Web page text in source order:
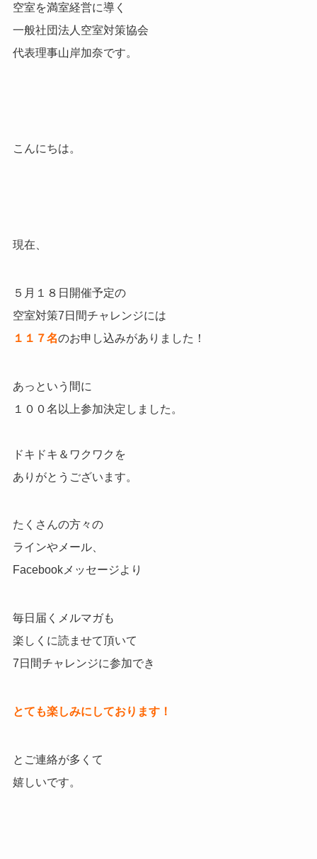
空室を満室経営に導く
一般社団法人空室対策協会
代表理事山岸加奈です。
こんにちは。
現在、
５月１８日開催予定の
空室対策7日間チャレンジには
１１７名のお申し込みがありました！
あっという間に
１００名以上参加決定しました。
ドキドキ＆ワクワクを
ありがとうございます。
たくさんの方々の
ラインやメール、
Facebookメッセージより
毎日届くメルマガも
楽しくに読ませて頂いて
7日間チャレンジに参加でき
とても楽しみにしております！
とご連絡が多くて
嬉しいです。